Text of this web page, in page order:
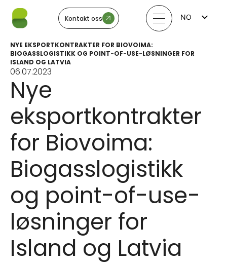
Kontakt oss
NO
LT
NYE EKSPORTKONTRAKTER FOR BIOVOIMA:
BIOGASSLOGISTIKK OG POINT-OF-USE-LØSNINGER FOR
ISLAND OG LATVIA
06.07.2023
Nye
eksportkontrakter
for Biovoima:
Biogasslogistikk
og point-of-use-
løsninger for
Island og Latvia